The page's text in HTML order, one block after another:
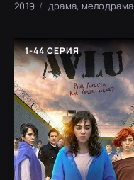
2019 драма, мелодрама
1-44 СЕРИЯ